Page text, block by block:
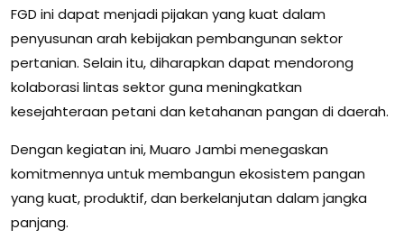
FGD ini dapat menjadi pijakan yang kuat dalam
penyusunan arah kebijakan pembangunan sektor
pertanian. Selain itu, diharapkan dapat mendorong
kolaborasi lintas sektor guna meningkatkan
kesejahteraan petani dan ketahanan pangan di daerah.
Dengan kegiatan ini, Muaro Jambi menegaskan
komitmennya untuk membangun ekosistem pangan
yang kuat, produktif, dan berkelanjutan dalam jangka
panjang.